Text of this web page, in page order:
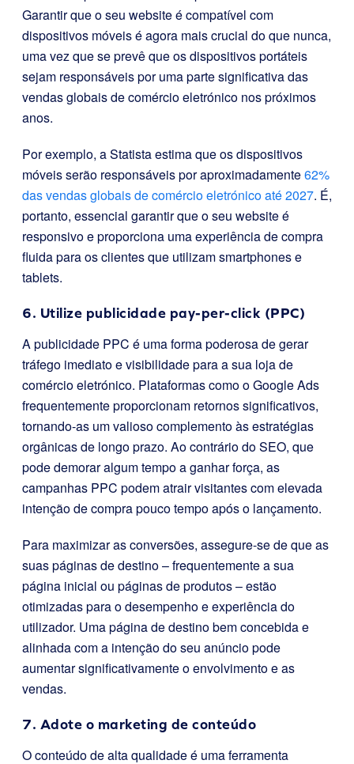
Garantir que o seu website é compatível com
dispositivos móveis é agora mais crucial do que nunca,
uma vez que se prevê que os dispositivos portáteis
sejam responsáveis por uma parte significativa das
vendas globais de comércio eletrónico nos próximos
anos.
Por exemplo, a Statista estima que os dispositivos
móveis serão responsáveis por aproximadamente62%
das vendas globais de comércio eletrónico até 2027. É,
portanto, essencial garantir que o seu website é
responsivo e proporciona uma experiência de compra
fluida para os clientes que utilizam smartphones e
tablets.
6. Utilize publicidade pay-per-click (PPC)
A publicidade PPC é uma forma poderosa de gerar
tráfego imediato e visibilidade para a sua loja de
comércio eletrónico. Plataformas como o Google Ads
frequentemente proporcionam retornos significativos,
tornando-as um valioso complemento às estratégias
orgânicas de longo prazo. Ao contrário do SEO, que
pode demorar algum tempo a ganhar força, as
campanhas PPC podem atrair visitantes com elevada
intenção de compra pouco tempo após o lançamento.
Para maximizar as conversões, assegure-se de que as
suas páginas de destino – frequentemente a sua
página inicial ou páginas de produtos – estão
otimizadas para o desempenho e experiência do
utilizador. Uma página de destino bem concebida e
alinhada com a intenção do seu anúncio pode
aumentar significativamente o envolvimento e as
vendas.
7. Adote o marketing de conteúdo
O conteúdo de alta qualidade é uma ferramenta